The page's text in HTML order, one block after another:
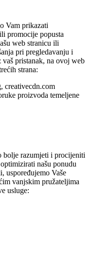
Vam prikazati
promocije popusta
web stranicu ili
pri pregledavanju i
pristanak, na ovoj web
strana:
creativecdn.com
proizvoda temeljene
bolje razumjeti i procijeniti
našu ponudu
uspoređujemo Vaše
vanjskim pružateljima
usluge: